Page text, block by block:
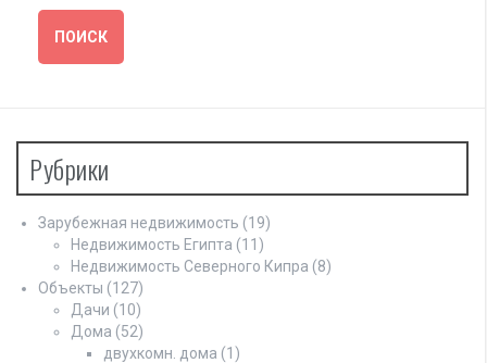
Рубрики
Зарубежная недвижимость (19)
Недвижимость Египта (11)
Недвижимость Северного Кипра (8)
Объекты (127)
Дачи (10)
Дома (52)
двухкомн. дома (1)